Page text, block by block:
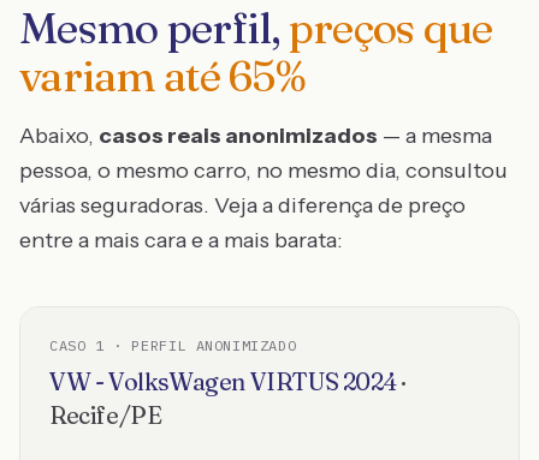
Mesmo perfil, preços que
variam até65%
Abaixo, casos reais anonimizados — a mesma
pessoa, o mesmo carro, no mesmo dia, consultou
várias seguradoras. Veja a diferença de preço
entre a mais cara e a mais barata:
CASO 1 · PERFIL ANONIMIZADO
VW - VolksWagenVIRTUS 2024·
Recife/PE